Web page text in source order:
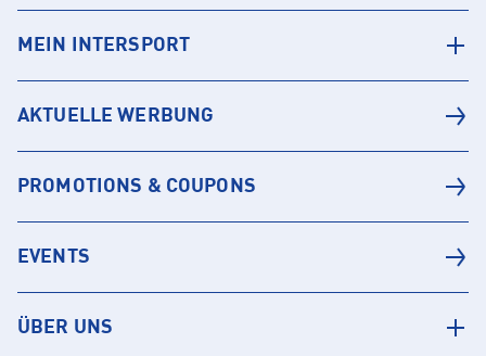
MEIN INTERSPORT
AKTUELLE WERBUNG
PROMOTIONS & COUPONS
EVENTS
ÜBER UNS